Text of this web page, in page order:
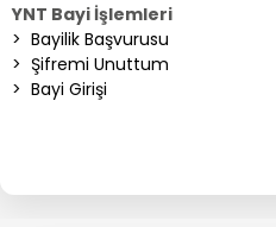
YNT Bayi İşlemleri
> Bayilik Başvurusu
> Şifremi Unuttum
> Bayi Girişi